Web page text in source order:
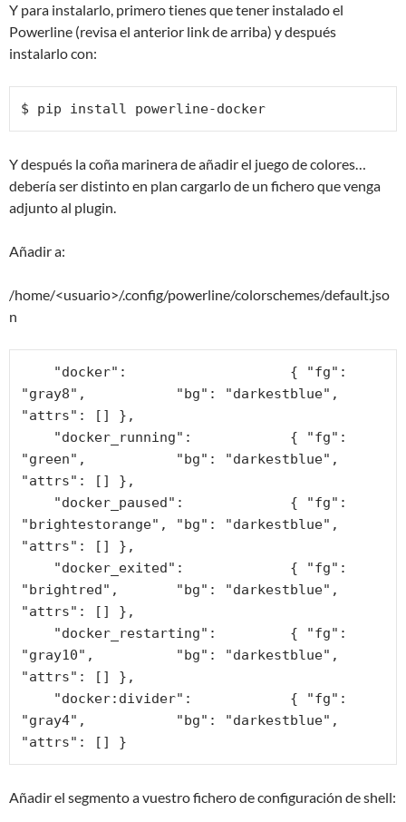
Y para instalarlo, primero tienes que tener instalado el
Powerline (revisa el anterior link de arriba) y después
instalarlo con:
$ pip install powerline-docker
Y después la coña marinera de añadir el juego de colores…
debería ser distinto en plan cargarlo de un fichero que venga
adjunto al plugin.
Añadir a:
/home/<usuario>/.config/powerline/colorschemes/default.jso
n
"docker" :                    { "fg"
"gray8" , "bg" : "darkestblue"
"attrs" : [] },
"docker_running" :            { "fg"
"green" , "bg" : "darkestblue"
"attrs" : [] },
"docker_paused" :             { "fg"
"brightestorange" , "bg" : "darkestblue"
"attrs" : [] },
"docker_exited" :             { "fg"
"brightred" , "bg" : "darkestblue"
"attrs" : [] },
"docker_restarting" :         { "fg"
"gray10" , "bg" : "darkestblue"
"attrs" : [] },
"docker:divider" :            { "fg"
"gray4" , "bg" : "darkestblue"
"attrs" : [] }
Añadir el segmento a vuestro fichero de configuración de shell: